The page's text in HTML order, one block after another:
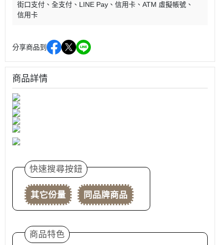
街口支付
全支付 LINE Pay 信用卡
ATM 虛擬帳號
信用卡
分享商品到
商品詳情
快速搜尋按鈕
其它份量 同品牌商品
商品特色